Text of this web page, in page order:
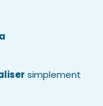
simplement